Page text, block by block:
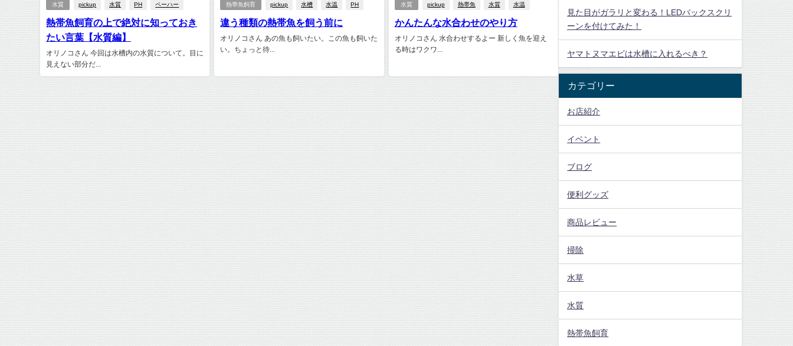
水質 pickup 水質 PH ペーハー
熱帯魚飼育の上で絶対に知っておき
たい言葉【水質編】
オリノコさん 今回は水槽内の水質について。目に
見えない部分だ...
熱帯魚飼育 pickup 水槽 水温 PH
違う種類の熱帯魚を飼う前に
オリノコさん あの魚も飼いたい。この魚も飼いた
い。ちょっと待...
水質 pickup 熱帯魚 水質 水温
かんたんな水合わせのやり方
オリノコさん 水合わせするよー 新しく魚を迎え
る時はワクワ...
見た目がガラリと変わる！LEDバックスクリ
ーンを付けてみた！
ヤマトヌマエビは水槽に入れるべき？
カテゴリー
お店紹介
イベント
ブログ
便利グッズ
商品レビュー
掃除
水草
水質
熱帯魚飼育